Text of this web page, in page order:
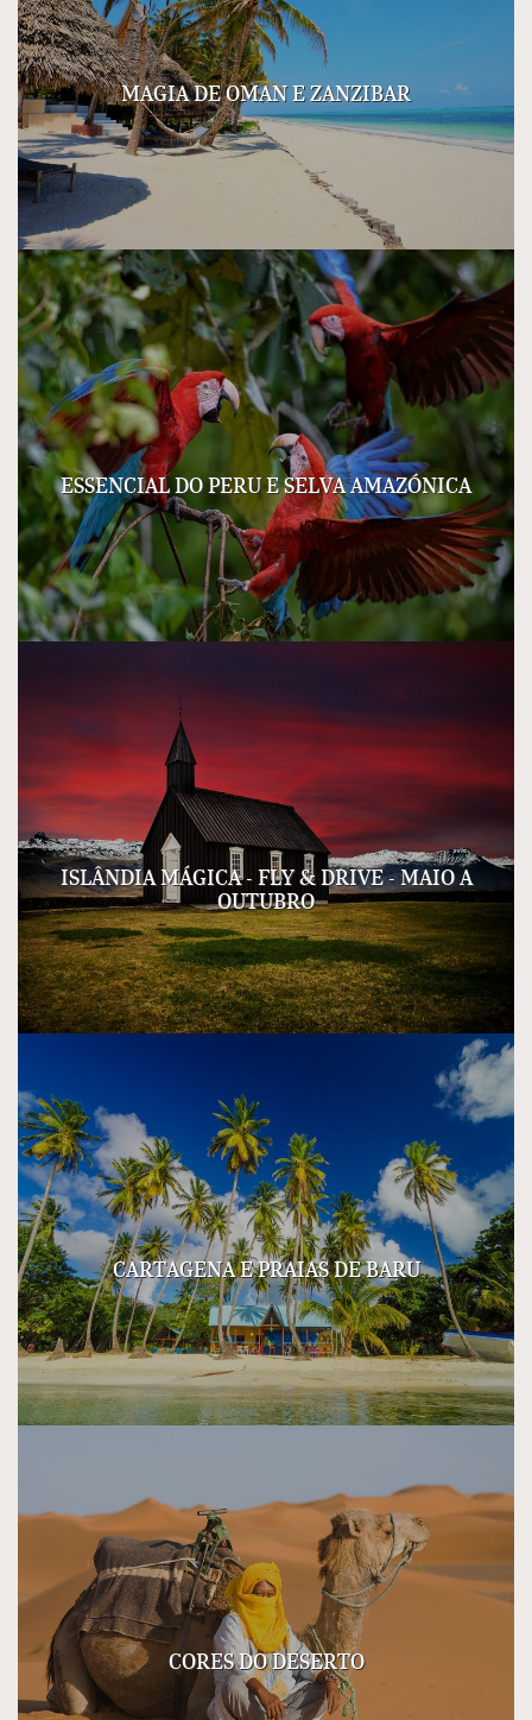
MAGIA DE OMAN E ZANZIBAR
ESSENCIAL DO PERU E SELVA AMAZÓNICA
ISLÂNDIA MÁGICA - FLY & DRIVE - MAIO A
OUTUBRO
CARTAGENA E PRAIAS DE BARU
CORES DO DESERTO